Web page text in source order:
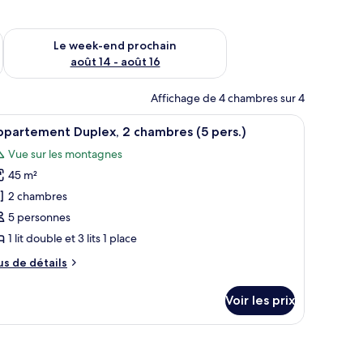
août 7 - août 9
Le week-end prochain
août 14 - août 16
Vérifier la disponibilité pour le week-end prochain août 14 -
Affichage de 4 chambres sur 4
deux fauteuils, une tête de lit en bois et une vue sur une montagne et un
:
Une chambre d’hôtel avec un lit, une vue
10 Duplex, 2 chambres (5 pers.)
Vue sur les montagnes
45 m²
2 chambres
5 personnes
1 lit double et 3 lits 1 place
de détails
Voir les prix